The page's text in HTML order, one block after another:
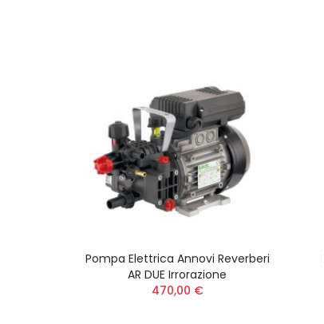
Pompa Elettrica Annovi Reverberi
AR DUE Irrorazione
470,00 €